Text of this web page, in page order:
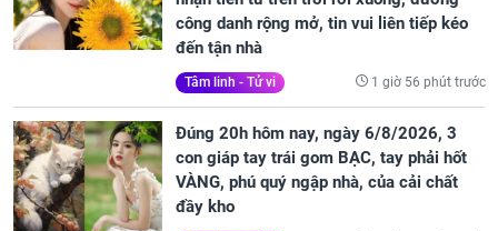
công danh rộng mở, tin vui liên tiếp kéo
đến tận nhà
Tâm linh - Tử vi 1 giờ 56 phút trước
Đúng 20h hôm nay, ngày 6/8/2026, 3
con giáp tay trái gom BẠC, tay phải hốt
VÀNG, phú quý ngập nhà, của cải chất
đầy kho